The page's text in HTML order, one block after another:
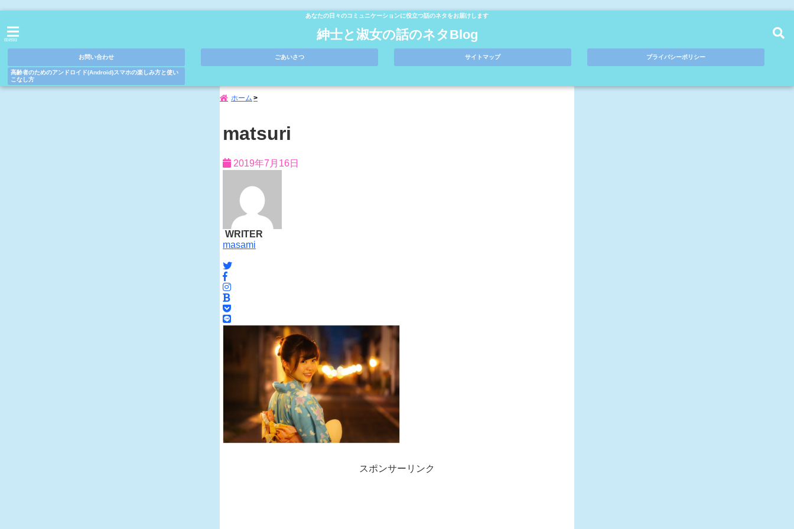
あなたの日々のコミュニケーションに役立つ話のネタをお届けします
menu 紳士と淑女の話のネタBlog
お問い合わせ ごあいさつ サイトマップ プライバシーポリシー
高齢者のためのアンドロイド(Android)スマホの楽しみ方と使い
こなし方
ホーム
matsuri
2019年7月16日
WRITER
masami
スポンサーリンク